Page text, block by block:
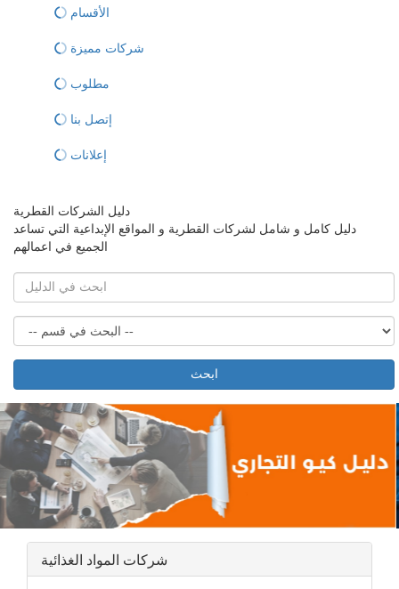
الأقسام
شركات مميزة
مطلوب
إتصل بنا
إعلانات
دليل الشركات القطرية
دليل كامل و شامل لشركات القطرية و المواقع الإبداعية التي تساعد
الجميع في اعمالهم
ابحث
شركات المواد الغذائية